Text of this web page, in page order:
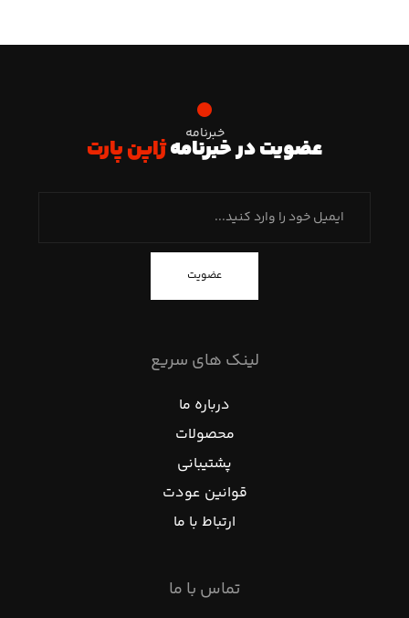
خبرنامه
عضویت در خبرنامهژاپن پارت
عضویت
لینک های سریع
درباره ما
محصولات
پشتیبانی
قوانین عودت
ارتباط با ما
تماس با ما